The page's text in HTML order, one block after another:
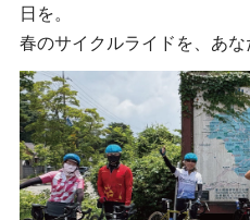
日を。
春のサイクルライドを、あな